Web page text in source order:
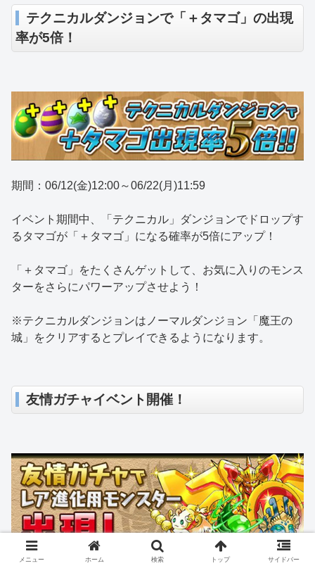
テクニカルダンジョンで「＋タマゴ」の出現
率が5倍！
期間：06/12(金)12:00～06/22(月)11:59
イベント期間中、「テクニカル」ダンジョンでドロップす
るタマゴが「＋タマゴ」になる確率が5倍にアップ！
「＋タマゴ」をたくさんゲットして、お気に入りのモンス
ターをさらにパワーアップさせよう！
※テクニカルダンジョンはノーマルダンジョン「魔王の
城」をクリアするとプレイできるようになります。
友情ガチャイベント開催！
メニュー ホーム 検索 トップ サイドバー